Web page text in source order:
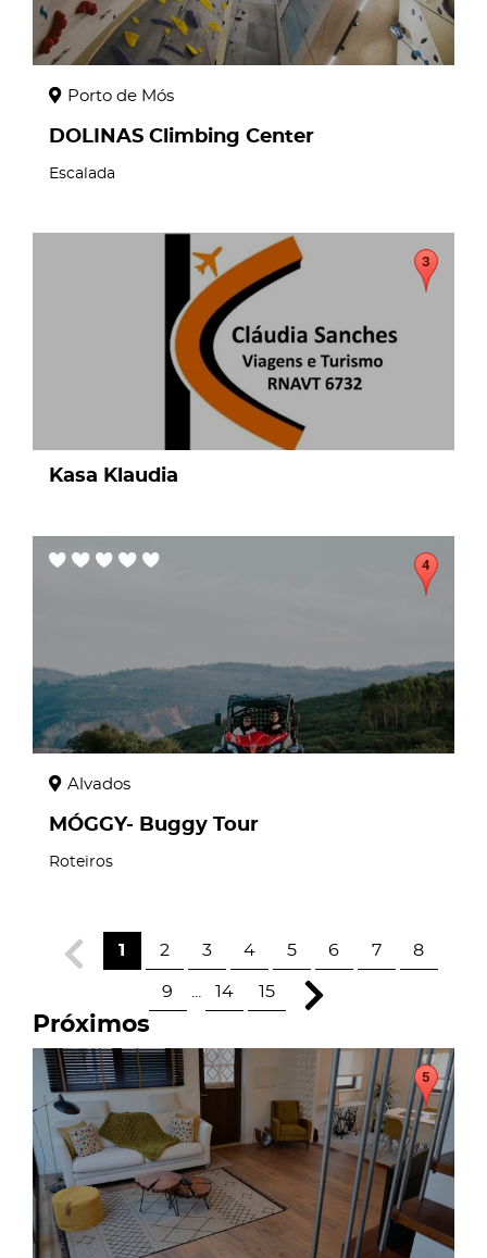
Porto de Mós
DOLINAS Climbing Center
Escalada
Kasa Klaudia
page
Alvados
MÓGGY- Buggy Tour
Roteiros
1 2 3 4 5 6 7 8
9 14 15
Próximos
page